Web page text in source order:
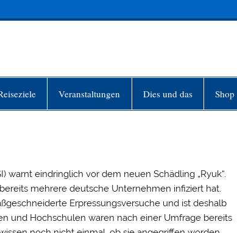
Veranstaltungen Dies und das Shop
warnt eindringlich vor dem neuen Schädling „Ryuk“.
mehrere deutsche Unternehmen infiziert hat.
Erpressungsversuche und ist deshalb
und Hochschulen waren nach einer Umfrage bereits